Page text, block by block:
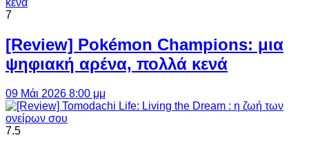
7
[Review] Pokémon Champions: μια
ψηφιακή αρένα, πολλά κενά
09 Μάι 2026 8:00 μμ
7.5